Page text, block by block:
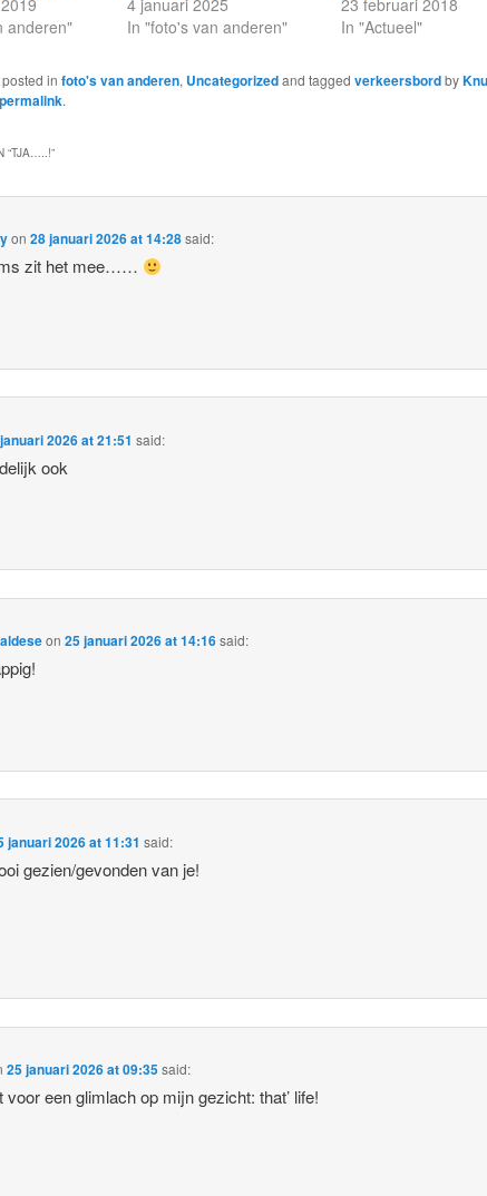
anderen"
4 januari 2025
In "foto's van anderen"
23 februari 2018
In "Actueel"
in foto's van anderen, Uncategorizedand tagged verkeersbordby
permalink.
“TJA…..!”
on28 januari 2026 at 14:28said:
zit het mee……
2026 at 21:51 said:
ook
on25 januari 2026 at 14:16said:
januari 2026 at 11:31 said:
gezien/gevonden van je!
25 januari 2026 at 09:35said:
voor een glimlach op mijn gezicht: that’ life!